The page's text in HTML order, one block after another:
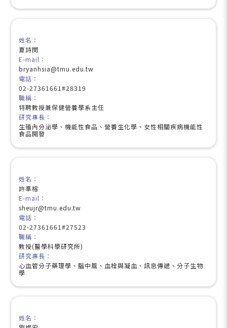
姓名：
夏詩閔
E-mail：
bryanhsia@tmu.edu.tw
電話：
02-27361661#28319
職稱：
特聘教授兼保健營養學系主任
研究專長：
生殖內分泌學、機能性食品、營養生化學、女性相關疾病機能性
食品開發
姓名：
許準榕
E-mail：
sheujr@tmu.edu.tw
電話：
02-27361661#27523
職稱：
教授(醫學科學研究所)
研究專長：
心血管分子藥理學、腦中風、血栓與凝血、訊息傳遞、分子生物
學
姓名：